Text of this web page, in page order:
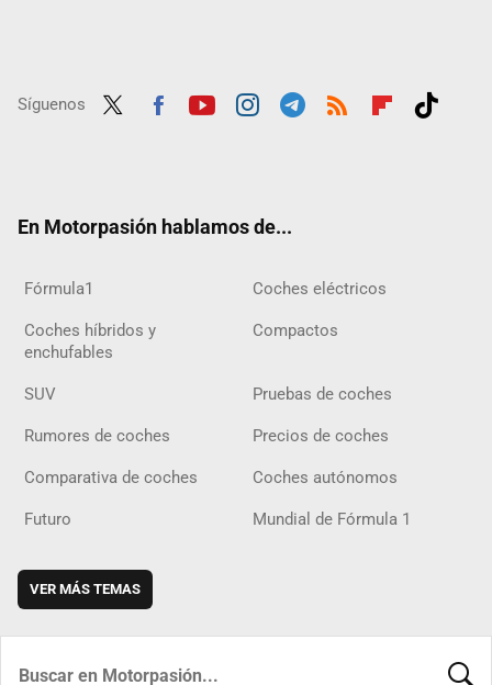
Síguenos
En Motorpasión hablamos de...
Fórmula1 Coches eléctricos
Coches híbridos y
enchufables
Compactos
SUV Pruebas de coches
Rumores de coches Precios de coches
Comparativa de coches Coches autónomos
Futuro Mundial de Fórmula 1
VER MÁS TEMAS